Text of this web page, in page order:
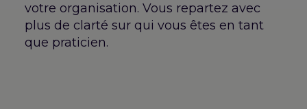
votre organisation. Vous repartez avec
plus de clarté sur qui vous êtes en tant
que praticien.